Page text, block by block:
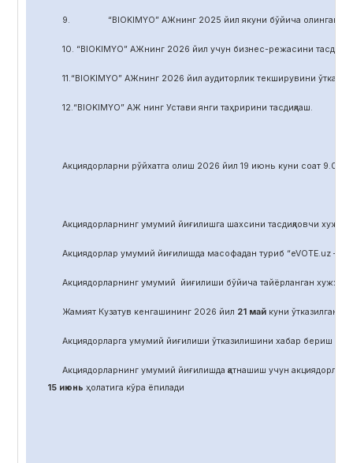
9. “BIOKIMYO” АЖнинг 2025 йил якуни бўйича олинган соф
10. “BIOKIMYO” АЖнинг 2026 йил учун бизнес-режасини
11.“BIOKIMYO” АЖнинг 2026 йил аудиторлик текширувини
12.“BIOKIMYO” АЖ нинг Устави янги таҳририни тасдиқлаш.
Акциядорларни рўйхатга олиш 2026 йил 19 июнь куни соат 9.00
Акциядорларнинг умумий йиғилишга шахсини тасдиқловчи
Акциядорлар умумий йиғилишда масофадан туриб “eVOTE.uz –
Акциядорларнинг умумий йиғилиши бўйича тайёрланган
Жамият Кузатув кенгашининг 2026 йил 21 майкуни ўтказилган
Акциядорларга умумий йиғилиши ўтказилишини хабар бериш
Акциядорларнинг умумий йиғилишда қатнашиш учун акциядорлар
15 июнь ҳолатига кўра ёпилади